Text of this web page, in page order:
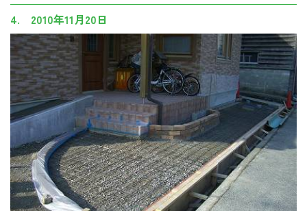
4. 2010年11月20日